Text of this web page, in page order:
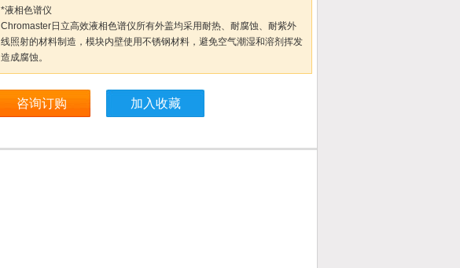
*液相色谱仪
Chromaster日立高效液相色谱仪所有外盖均采用耐热、耐腐蚀、耐紫外
线照射的材料制造，模块内壁使用不锈钢材料，避免空气潮湿和溶剂挥发
造成腐蚀。
咨询订购 加入收藏